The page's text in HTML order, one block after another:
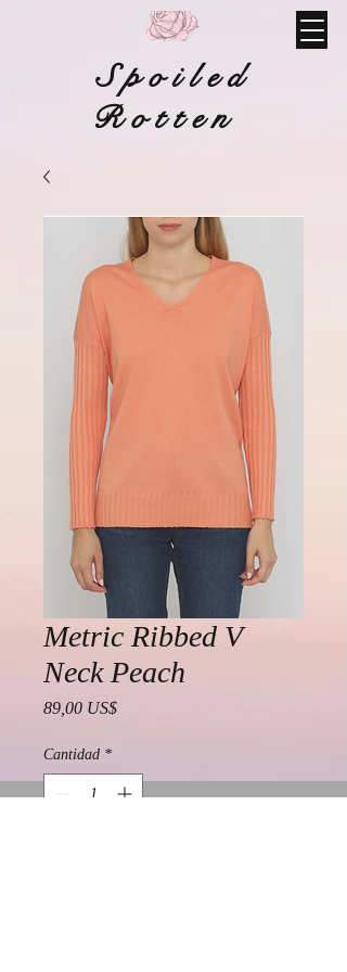
Spoiled
Rotten
Metric Ribbed V
Neck Peach
89,00 US$Precio
Cantidad *